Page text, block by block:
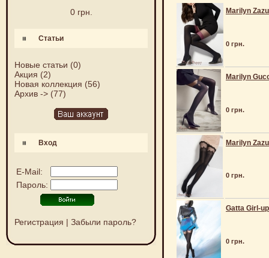
0 грн.
Статьи
Новые статьи (0)
Акция (2)
Новая коллекция (56)
Архив -> (77)
Вход
E-Mail:
Пароль:
Регистрация | Забыли пароль?
Marilyn
0 грн.
Marilyn
0 грн.
Marilyn
0 грн.
Gatta Girl-
0 грн.